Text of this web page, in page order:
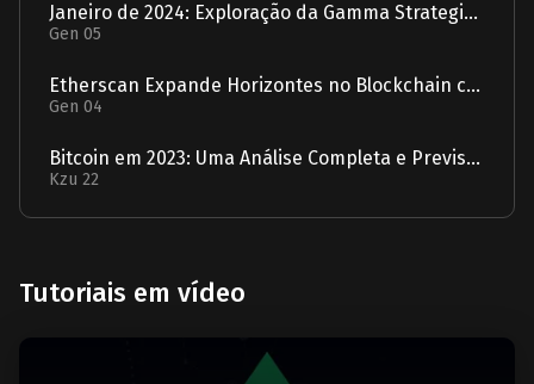
Janeiro de 2024: Exploração da Gamma Strategies - Um Relatório
Gen 05
Etherscan Expande Horizontes no Blockchain com Aquisição da Solscan
Gen 04
Bitcoin em 2023: Uma Análise Completa e Previsão para 2024
Kzu 22
Tutoriais em vídeo